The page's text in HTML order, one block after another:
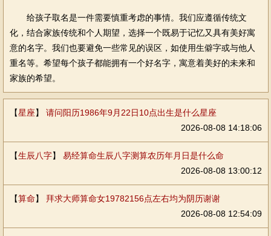
给孩子取名是一件需要慎重考虑的事情。我们应遵循传统文
化，结合家族传统和个人期望，选择一个既易于记忆又具有美好寓
意的名字。我们也要避免一些常见的误区，如使用生僻字或与他人
重名等。希望每个孩子都能拥有一个好名字，寓意着美好的未来和
家族的希望。
【星座】 请问阳历1986年9月22日10点出生是什么星座
2026-08-08 14:18:06
【生辰八字】 易经算命生辰八字测算农历年月日是什么命
2026-08-08 13:00:12
【算命】 拜求大师算命女19782156点左右均为阴历谢谢
2026-08-08 12:54:09